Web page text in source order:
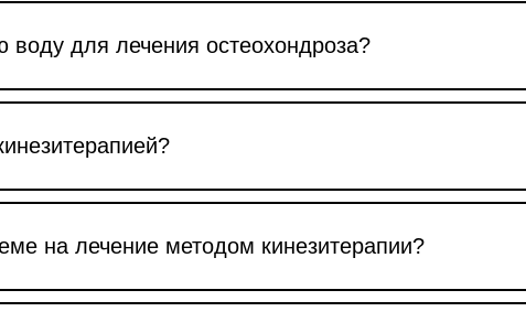
воду для лечения остеохондроза?
на лечение методом кинезитерапии?